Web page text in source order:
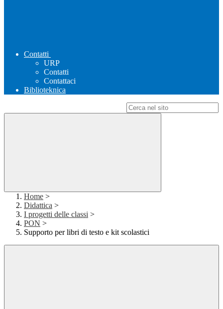
Contatti
URP
Contatti
Contattaci
Biblioteknica
Home >
Didattica >
I progetti delle classi >
PON >
Supporto per libri di testo e kit scolastici